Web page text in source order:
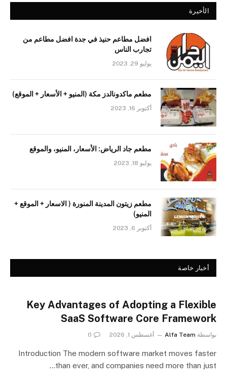
الأخيرة
افضل مطاعم حنيذ في جدة افضل مطاعم من
تجارب الناس
يوليو 29, 2023
مطعم ماكدونالدز مكة (المنيو + الأسعار + الموقع)
أكتوبر 16, 2023
مطعم جاد الرياض: الأسعار، المنيو، والموقع
يوليو 18, 2023
مطعم زيتون المدينة المنورة ( الاسعار + الموقع +
المنيو)
أكتوبر 6, 2023
أخبار خاصة
Key Advantages of Adopting a Flexible
SaaS Software Core Framework
بواسطة Alfa Team أغسطس 1, 2026 0
Introduction The modern software market moves faster
than ever, and companies need more than just…